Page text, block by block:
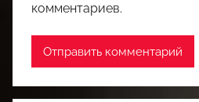
комментариев.